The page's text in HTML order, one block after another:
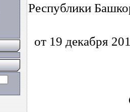
Республики
от 19 декабря